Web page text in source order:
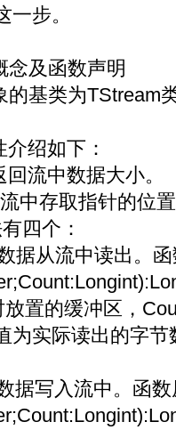
步。
念及函数声明
基类为TStream
绍如下：
流中数据大小。
中存取指针的位
四个：
据从流中读出。
置的缓冲区，
为实际读出的字
据写入流中。函